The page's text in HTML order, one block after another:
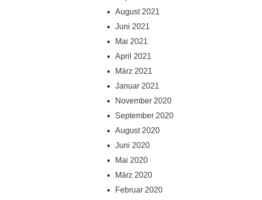
August 2021
Juni 2021
Mai 2021
April 2021
März 2021
Januar 2021
November 2020
September 2020
August 2020
Juni 2020
Mai 2020
März 2020
Februar 2020